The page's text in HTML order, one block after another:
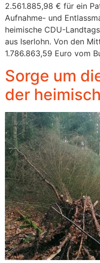
2.561.885,98 € für ein
Aufnahme- und
heimische CDU-
aus Iserlohn. Von den
1.786.863,59 Euro vom
Sorge um
der